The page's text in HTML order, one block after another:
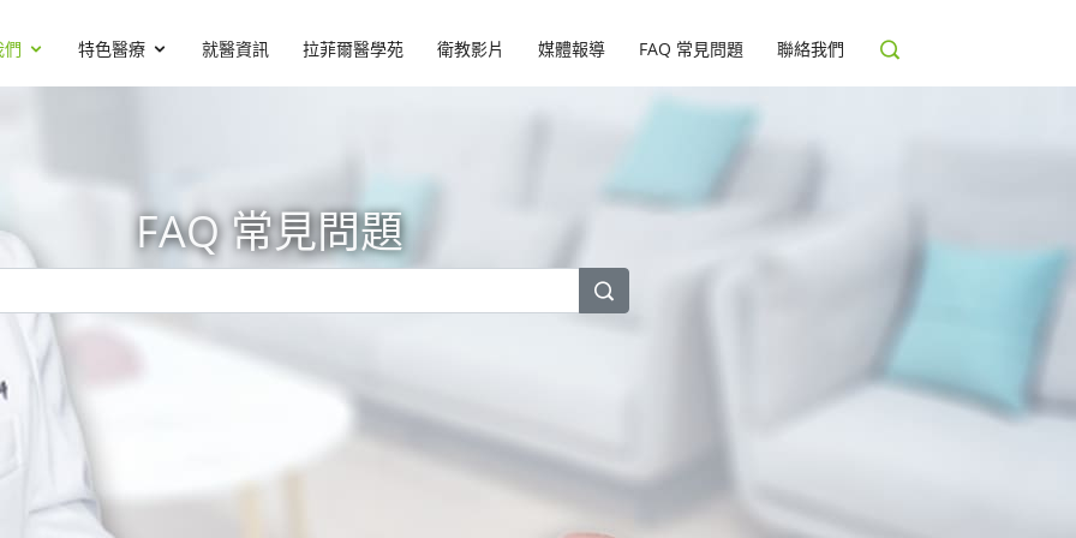
們 特色醫療 就醫資訊 拉菲爾醫學苑 衛教影片 媒體報導 FAQ 常見問題 聯絡我們
FAQ 常見問題